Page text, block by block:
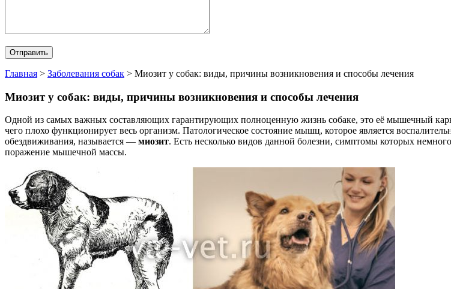
Главная > Заболевания собак > Миозит у собак: виды, причины возникновения и способы лечения
Миозит у собак: виды, причины возникновения и способы лечения
Одной из самых важных составляющих гарантирующих полноценную жизнь собаке, это её мышечный
чего плохо функционирует весь организм. Патологическое состояние мышц, которое является
обездвиживания, называется — миозит. Есть несколько видов данной болезни, симптомы которых
поражение мышечной массы.